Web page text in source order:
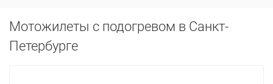
Мотожилеты с подогревом в Санкт-
Петербурге